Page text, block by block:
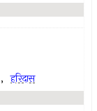
, हरिदास